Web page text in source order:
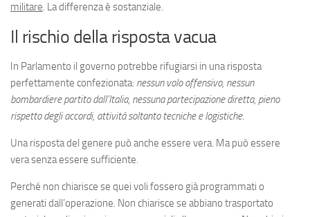
militare. La differenza è sostanziale.
Il rischio della risposta vacua
In Parlamento il governo potrebbe rifugiarsi in una risposta
perfettamente confezionata: nessun volo offensivo, nessun
bombardiere partito dall’Italia, nessuna partecipazione diretta, pieno
rispetto degli accordi, attività soltanto tecniche e logistiche.
Una risposta del genere può anche essere vera. Ma può essere
vera senza essere sufficiente.
Perché non chiarisce se quei voli fossero già programmati o
generati dall’operazione. Non chiarisce se abbiano trasportato